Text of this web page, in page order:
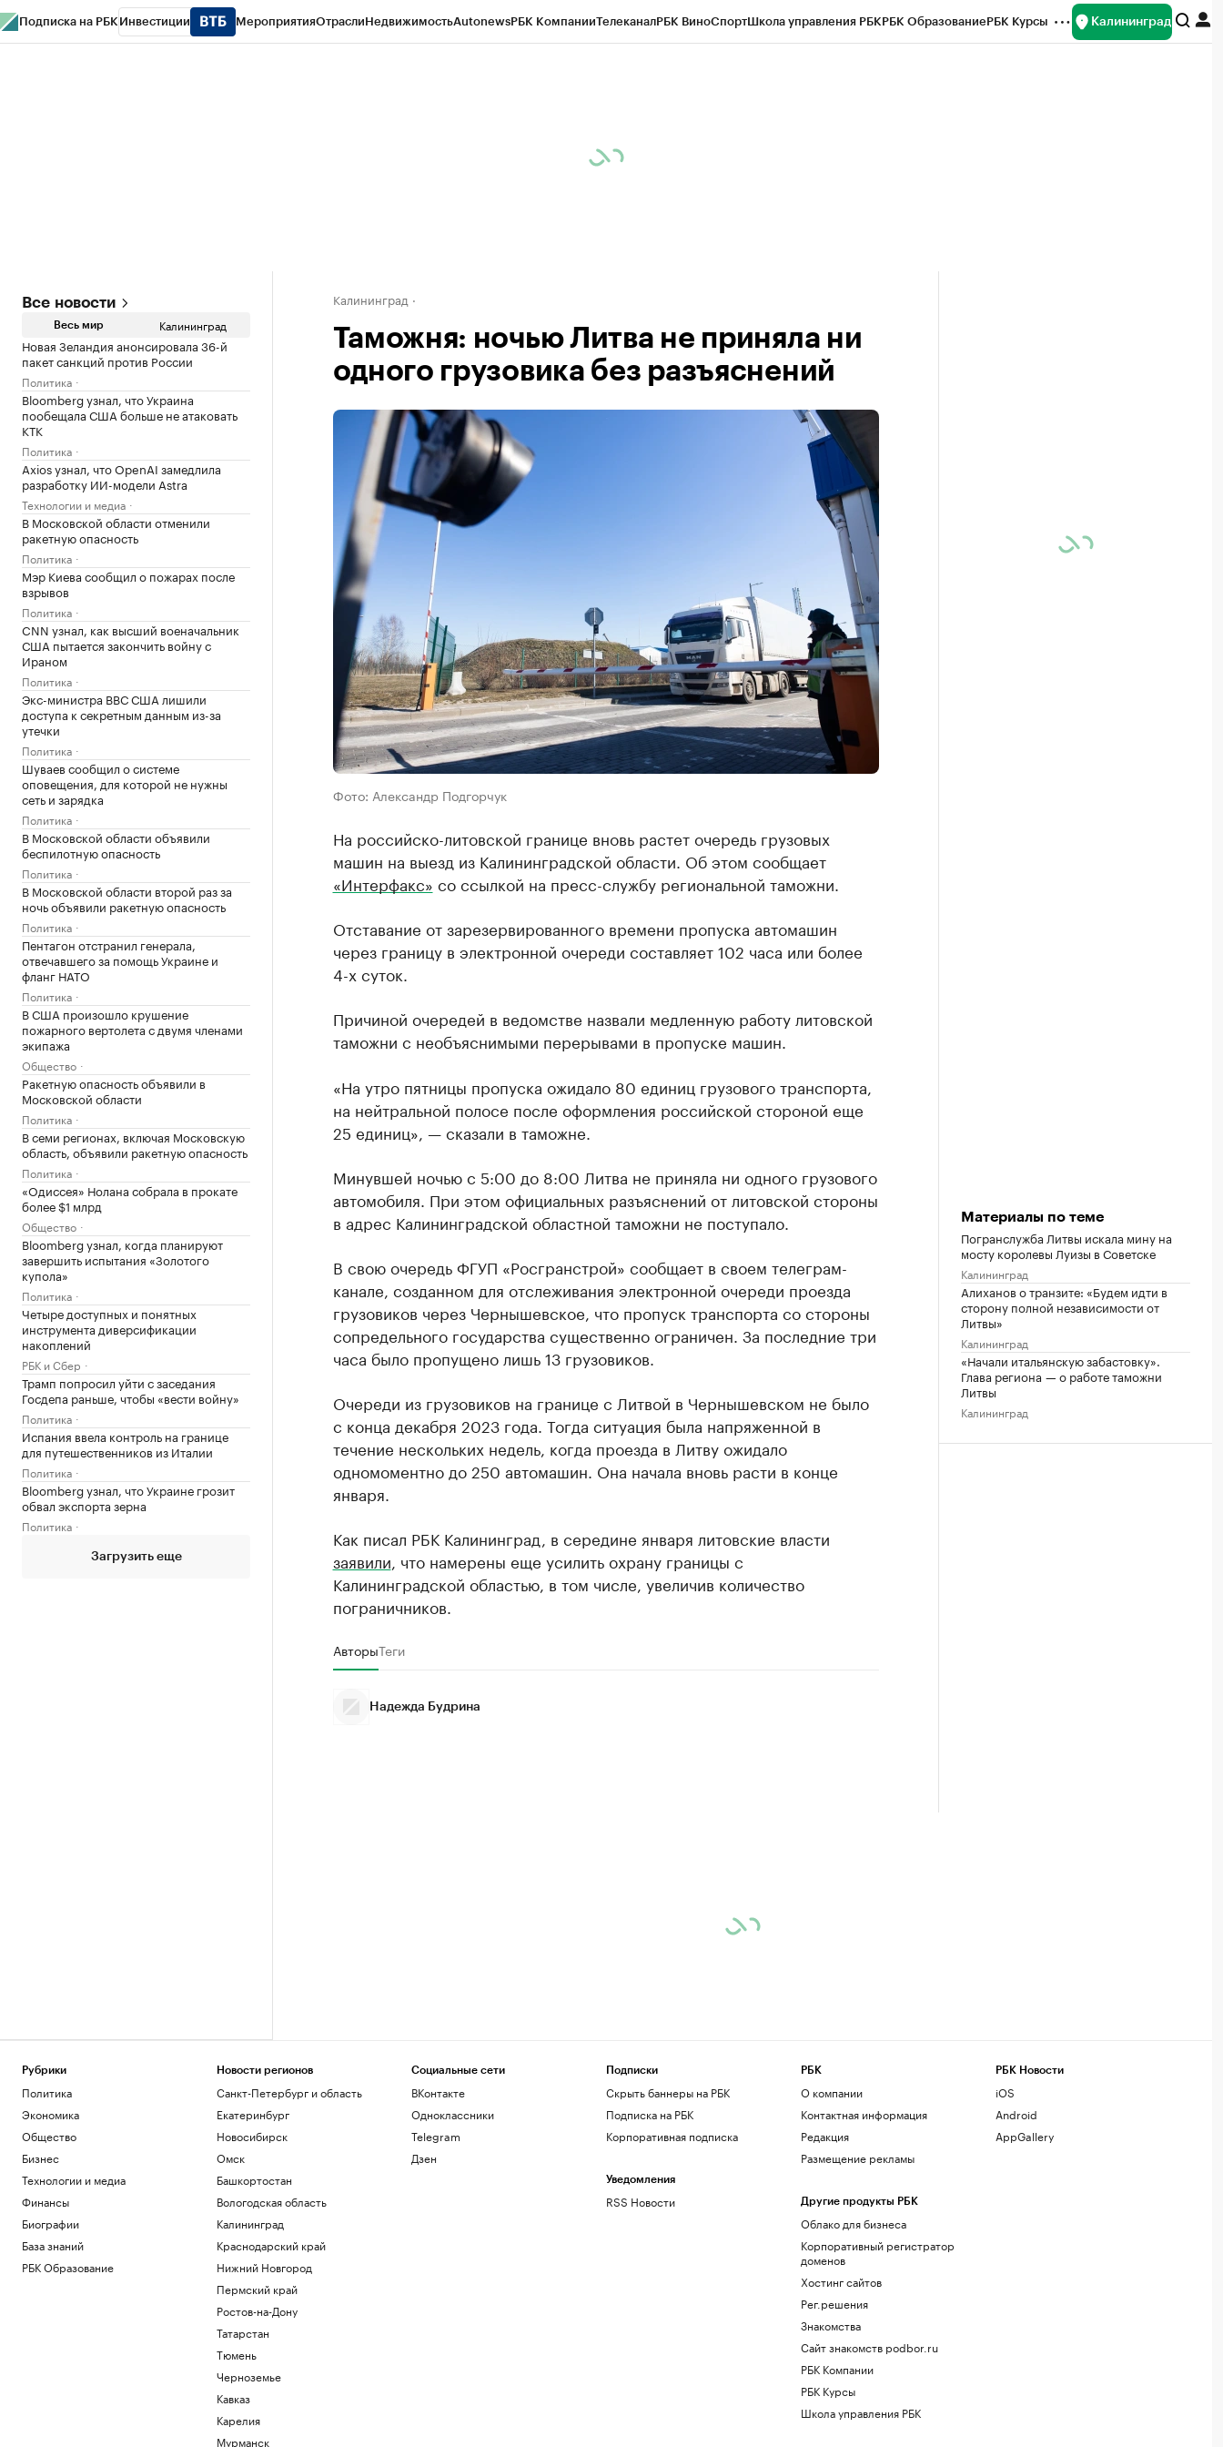
Подписка на РБК Инвестиции МероприятияОтраслиНедвижимостьAutonewsРБК КомпанииТелеканалРБК ВиноСпортШкола управления РБКРБК ОбразованиеРБК Курсы Калининград
Все новости
Весь мир Калининград
Новая Зеландия анонсировала 36-й
пакет санкций против России
Политика
Bloomberg узнал, что Украина
пообещала США больше не атаковать
КТК
Политика
Axios узнал, что OpenAI замедлила
разработку ИИ-модели Astra
Технологии и медиа
В Московской области отменили
ракетную опасность
Политика
Мэр Киева сообщил о пожарах после
взрывов
Политика
CNN узнал, как высший военачальник
США пытается закончить войну с
Ираном
Политика
Экс-министра ВВС США лишили
доступа к секретным данным из-за
утечки
Политика
Шуваев сообщил о системе
оповещения, для которой не нужны
сеть и зарядка
Политика
В Московской области объявили
беспилотную опасность
Политика
В Московской области второй раз за
ночь объявили ракетную опасность
Политика
Пентагон отстранил генерала,
отвечавшего за помощь Украине и
фланг НАТО
Политика
В США произошло крушение
пожарного вертолета с двумя членами
экипажа
Общество
Ракетную опасность объявили в
Московской области
Политика
В семи регионах, включая Московскую
область, объявили ракетную опасность
Политика
«Одиссея» Нолана собрала в прокате
более $1 млрд
Общество
Bloomberg узнал, когда планируют
завершить испытания «Золотого
купола»
Политика
Четыре доступных и понятных
инструмента диверсификации
накоплений
РБК и Сбер
Трамп попросил уйти с заседания
Госдепа раньше, чтобы «вести войну»
Политика
Испания ввела контроль на границе
для путешественников из Италии
Политика
Bloomberg узнал, что Украине грозит
обвал экспорта зерна
Политика
Загрузить еще
Калининград
Таможня: ночью Литва не приняла ни
одного грузовика без разъяснений
Фото: Александр Подгорчук
На российско-литовской границе вновь растет очередь грузовых
машин на выезд из Калининградской области. Об этом сообщает
«Интерфакс» со ссылкой на пресс-службу региональной таможни.
Отставание от зарезервированного времени пропуска автомашин
через границу в электронной очереди составляет 102 часа или более
4-х суток.
Причиной очередей в ведомстве назвали медленную работу литовской
таможни с необъяснимыми перерывами в пропуске машин.
«На утро пятницы пропуска ожидало 80 единиц грузового транспорта,
на нейтральной полосе после оформления российской стороной еще
25 единиц», — сказали в таможне.
Минувшей ночью с 5:00 до 8:00 Литва не приняла ни одного грузового
автомобиля. При этом официальных разъяснений от литовской стороны
в адрес Калининградской областной таможни не поступало.
В свою очередь ФГУП «Росгранстрой» сообщает в своем телеграм-
канале, созданном для отслеживания электронной очереди проезда
грузовиков через Чернышевское, что пропуск транспорта со стороны
сопредельного государства существенно ограничен. За последние три
часа было пропущено лишь 13 грузовиков.
Очереди из грузовиков на границе с Литвой в Чернышевском не было
с конца декабря 2023 года. Тогда ситуация была напряженной в
течение нескольких недель, когда проезда в Литву ожидало
одномоментно до 250 автомашин. Она начала вновь расти в конце
января.
Как писал РБК Калининград, в середине января литовские власти
заявили , что намерены еще усилить охрану границы с
Калининградской областью, в том числе, увеличив количество
пограничников.
АвторыТеги
Надежда Будрина
Материалы по теме
Погранслужба Литвы искала мину на
мосту королевы Луизы в Советске
Калининград
Алиханов о транзите: «Будем идти в
сторону полной независимости от
Литвы»
Калининград
«Начали итальянскую забастовку».
Глава региона — о работе таможни
Литвы
Калининград
Рубрики
Политика
Экономика
Общество
Бизнес
Технологии и медиа
Финансы
Биографии
База знаний
РБК Образование
Новости регионов
Санкт-Петербург и область
Екатеринбург
Новосибирск
Омск
Башкортостан
Вологодская область
Калининград
Краснодарский край
Нижний Новгород
Пермский край
Ростов-на-Дону
Татарстан
Тюмень
Черноземье
Кавказ
Карелия
Мурманск
Социальные сети
ВКонтакте
Одноклассники
Telegram
Дзен
Подписки
Скрыть баннеры на РБК
Подписка на РБК
Корпоративная подписка
Уведомления
RSS Новости
РБК
О компании
Контактная информация
Редакция
Размещение рекламы
Другие продукты РБК
Облако для бизнеса
Корпоративный регистратор
доменов
Хостинг сайтов
Рег.решения
Знакомства
Сайт знакомств podbor.ru
РБК Компании
РБК Курсы
Школа управления РБК
РБК Новости
iOS
Android
AppGallery